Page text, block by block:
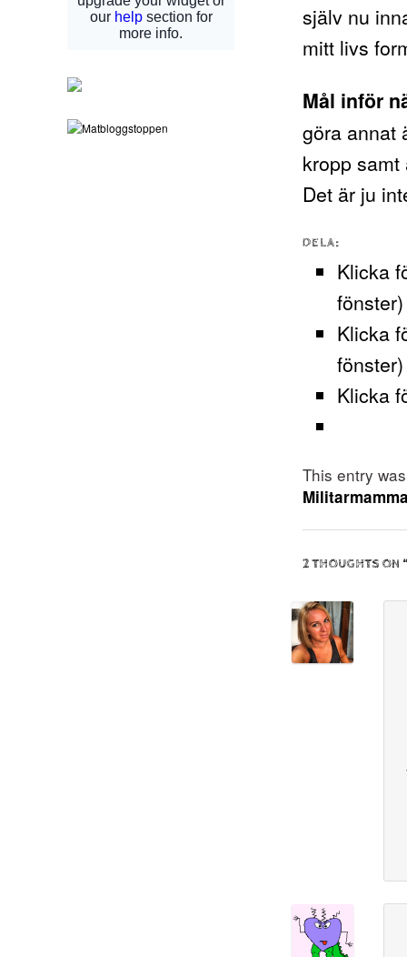
själv nu
mitt livs
Mål inför
göra annat
kropp
Det är ju
DELA:
Klicka
fönster)
Klicka
fönster)
Klicka
This entry
2 THOUGHTS ON